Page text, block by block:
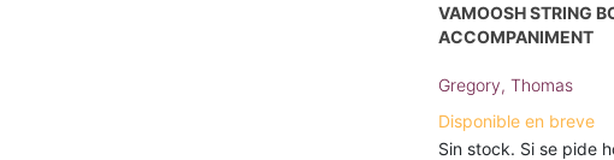
VAMOOSH STRING
ACCOMPANIMENT
Gregory, Thomas
Disponible en breve
Sin stock. Si se pide